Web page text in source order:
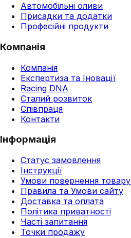
Автомобільні оливи
Присадки та додатки
Професійні продукти
Компанія
Компанія
Експертиза та Іновації
Racing DNA
Сталий розвиток
Співпраця
Контакти
Інформація
Статус замовлення
Інструкції
Умови повернення товару
Правила та Умови сайту
Доставка та оплата
Політика приватності
Часті запитання
Точки продажу